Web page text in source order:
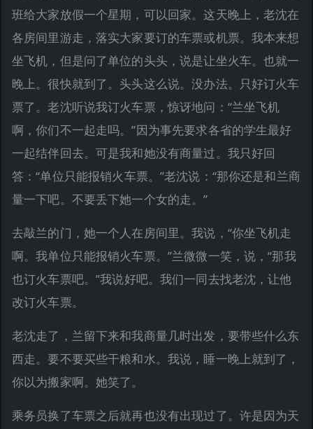
班给大家放假一个星期，可以回家。这天晚上，老沈在
各房间里游走，落实大家要订的车票或机票。我本来想
坐飞机，但是问了单位的头头，说是让坐火车。也就一
晚上。很快就到了。头头这么说。没办法。只好订火车
票了。老沈听说我订火车票，惊讶地问：“兰坐飞机
啊，你们不一起走吗。”因为事先要求各省的学生最好
一起结伴回去。可是我和她没有商量过。我只好回
答：“单位只能报销火车票。”老沈说：“那你还是和兰商
量一下吧。不要丢下她一个女的走。”
去敲兰的门，她一个人在房间里。我说，“你坐飞机走
啊。我单位只能报销火车票。”兰微微一笑，说，“那我
也订火车票吧。”我说好吧。我们一同去找老沈，让他
改订火车票。
老沈走了，兰留下来和我商量几时出发，要带些什么东
西走。要不要买些干粮和水。我说，睡一晚上就到了，
你以为搬家啊。她笑了。
乘务员换了车票之后就再也没有出现过了。许是因为天